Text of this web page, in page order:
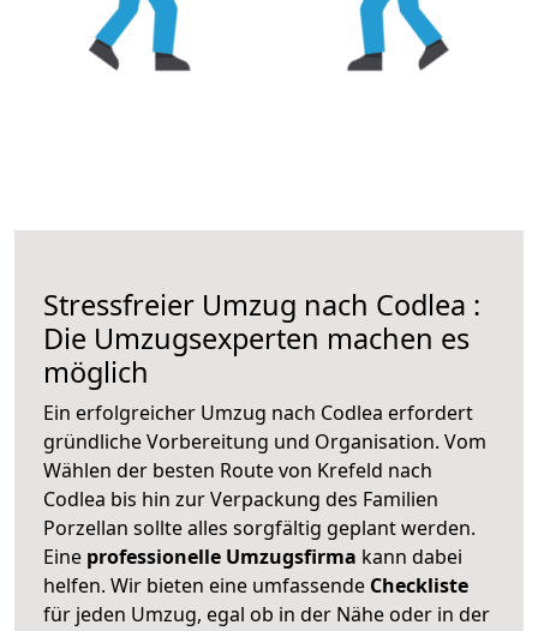
Stressfreier Umzug nach Codlea :
Die Umzugsexperten machen es
möglich
Ein erfolgreicher Umzug nach Codlea erfordert
gründliche Vorbereitung und Organisation. Vom
Wählen der besten Route von Krefeld nach
Codlea bis hin zur Verpackung des Familien
Porzellan sollte alles sorgfältig geplant werden.
Eine professionelle Umzugsfirma kann dabei
helfen. Wir bieten eine umfassende Checkliste
für jeden Umzug, egal ob in der Nähe oder in der